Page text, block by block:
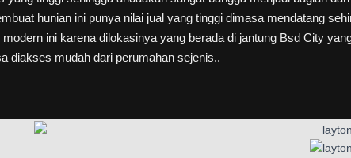
hunian ini punya nilai jual yang tinggi dimasa mendatang
ini karena dilokasinya yang berada di jantung Bsd City
diakses mudah dari perumahan sejenis..